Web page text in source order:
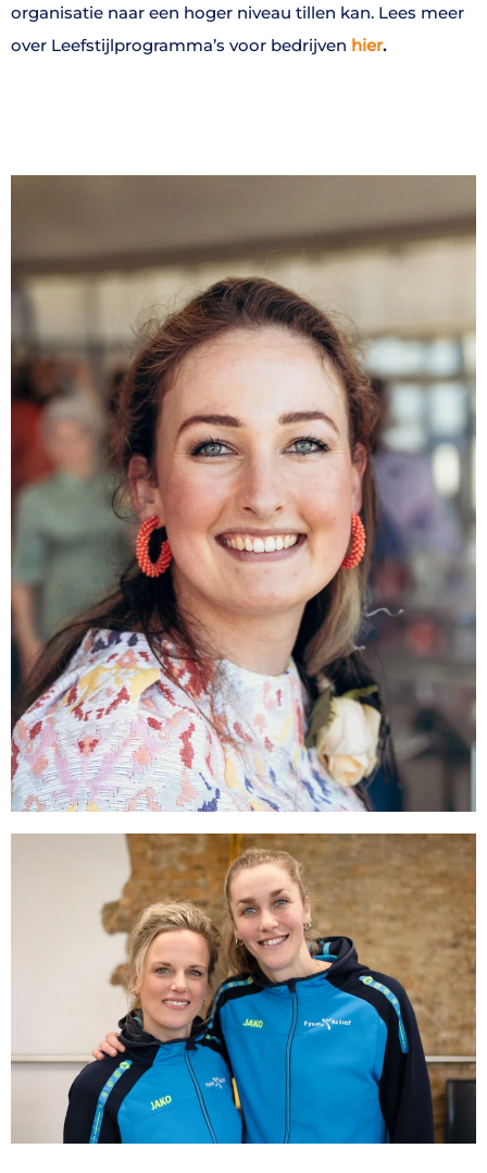
organisatie naar een hoger niveau tillen kan. Lees meer
over Leefstijlprogramma’s voor bedrijven hier.